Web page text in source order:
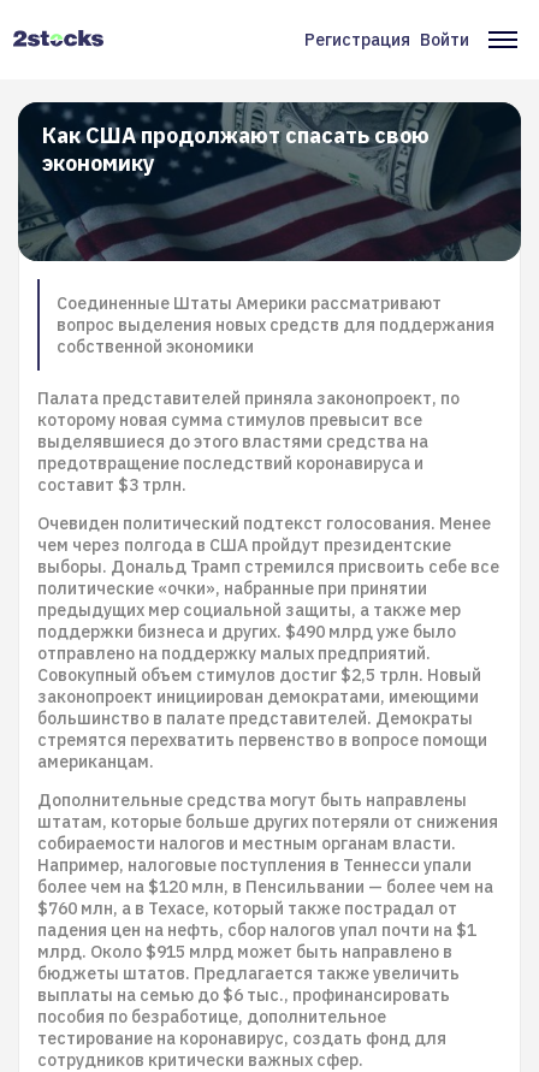
Меню
учётной
записи
пользователя
Регистрация Войти
Как США продолжают спасать свою
экономику
Соединенные Штаты Америки рассматривают
вопрос выделения новых средств для поддержания
собственной экономики
Палата представителей приняла законопроект, по
которому новая сумма стимулов превысит все
выделявшиеся до этого властями средства на
предотвращение последствий коронавируса и
составит $3 трлн.
Очевиден политический подтекст голосования. Менее
чем через полгода в США пройдут президентские
выборы. Дональд Трамп стремился присвоить себе все
политические «очки», набранные при принятии
предыдущих мер социальной защиты, а также мер
поддержки бизнеса и других. $490 млрд уже было
отправлено на поддержку малых предприятий.
Совокупный объем стимулов достиг $2,5 трлн. Новый
законопроект инициирован демократами, имеющими
большинство в палате представителей. Демократы
стремятся перехватить первенство в вопросе помощи
американцам.
Дополнительные средства могут быть направлены
штатам, которые больше других потеряли от снижения
собираемости налогов и местным органам власти.
Например, налоговые поступления в Теннесси упали
более чем на $120 млн, в Пенсильвании — более чем на
$760 млн, а в Техасе, который также пострадал от
падения цен на нефть, сбор налогов упал почти на $1
млрд. Около $915 млрд может быть направлено в
бюджеты штатов. Предлагается также увеличить
выплаты на семью до $6 тыс., профинансировать
пособия по безработице, дополнительное
тестирование на коронавирус, создать фонд для
сотрудников критически важных сфер.